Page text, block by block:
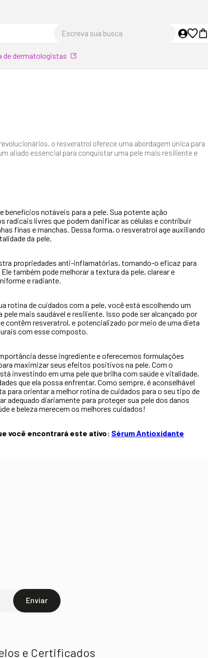
de dermatologistas
o resveratrol oferece uma abordagem única para
aliado essencial para conquistar uma pele mais resiliente e
benefícios notáveis para a pele. Sua potente ação
radicais livres que podem danificar as células e contribuir
finas e manchas. Dessa forma, o resveratrol age auxiliando
da pele.
propriedades anti-inflamatórias, tornando-o eficaz para
também pode melhorar a textura da pele, clarear e
e radiante.
rotina de cuidados com a pele, você está escolhendo um
mais saudável e resiliente. Isso pode ser alcançado por
contêm resveratrol, e potencializado por meio de uma dieta
com esse composto.
desse ingrediente e oferecemos formulações
maximizar seus efeitos positivos na pele. Com o
investindo em uma pele que brilha com saúde e vitalidade,
que ela possa enfrentar. Como sempre, é aconselhável
para orientar a melhor rotina de cuidados para o seu tipo de
adequado diariamente para proteger sua pele dos danos
e beleza merecem os melhores cuidados!
você encontrará este ativo: Sérum Antioxidante
Enviar
e Certificados